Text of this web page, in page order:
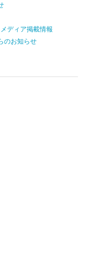
メディア掲載情報
のお知らせ